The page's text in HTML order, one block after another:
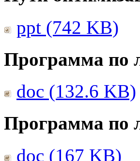
ppt (742 KB)
Программа по
doc (132.6 KB)
Программа по
doc (167 KB)